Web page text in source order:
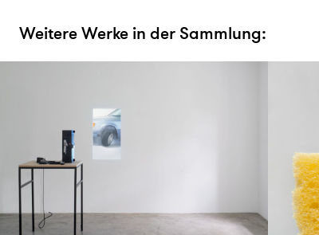
Weitere Werke in der Sammlung: